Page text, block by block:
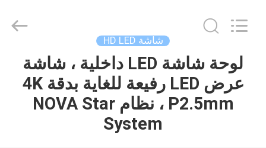
الصفحة
الرئيسية
Limited.
شاشة HD LED
لوحة شاشة LED داخلية ، شاشة
عرض LED رفيعة للغاية بدقة 4K
P2.5mm ، نظام NOVA Star
System